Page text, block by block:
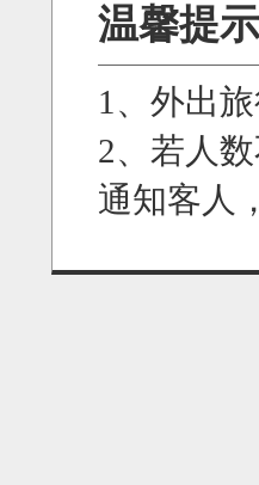
温馨提
1、外出
2、若人
通知客人